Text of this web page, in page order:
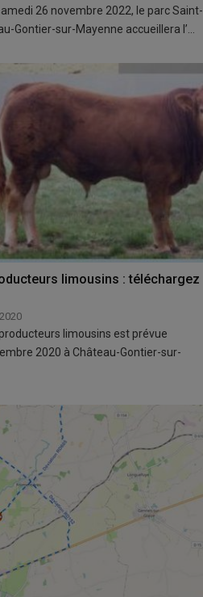
26 novembre 2022, le parc Saint-
Gontier-sur-Mayenne accueillera l’…
limousins : téléchargez
limousins est prévue
2020 à Château-Gontier-sur-